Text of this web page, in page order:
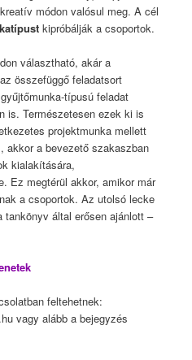
módon valósul meg. A cél
kipróbálják a csoportok.
választható, akár a
összefüggő feladatsort
típusú feladat
is. Természetesen ezek ki is
projektmunka mellett
akkor a bevezető szakaszban
kialakítására,
Ez megtérül akkor, amikor már
a csoportok. Az utolsó lecke
által erősen ajánlott –
feltehetnek:
vagy alább a bejegyzés